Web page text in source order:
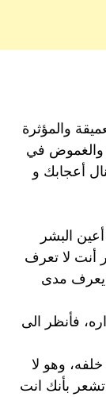
والمؤثرة
في
أعجابك و
البشر
أنت لا تعرف
يعرف مدى
فأنظر الى
وهو لا
بأنك انت